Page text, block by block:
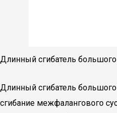
Длинный сгибатель
Длинный сгибатель
сгибание межфалангового